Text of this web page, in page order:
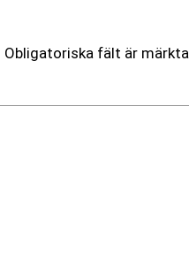
Obligatoriska fält är märkta